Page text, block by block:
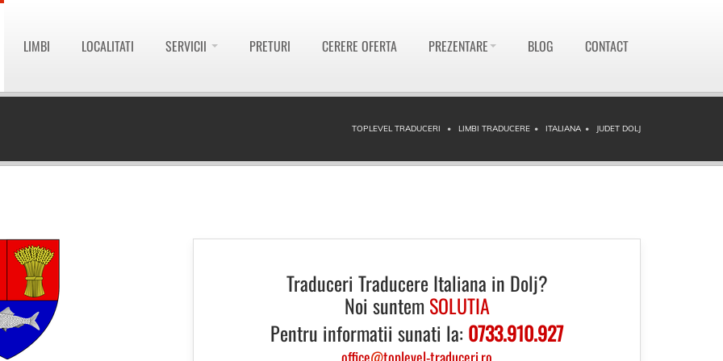
LIMBI LOCALITATI SERVICII PRETURI CERERE OFERTA PREZENTARE BLOG CONTACT
TOPLEVEL TRADUCERI LIMBI TRADUCERE ITALIANA JUDET DOLJ
Traduceri Traducere Italiana in Dolj?
Noi suntem SOLUTIA
Pentru informatii sunati la: 0733.910.927